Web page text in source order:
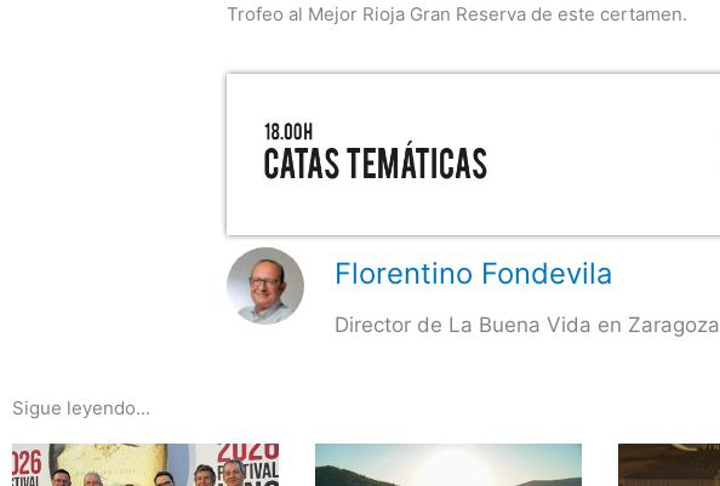
Trofeo al Mejor Rioja Gran Reserva de este certamen.
Florentino Fondevila
Director de La Buena Vida en Zaragoza
Sigue leyendo...